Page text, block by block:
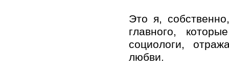
Это я,
главного,
социологи,
любви.